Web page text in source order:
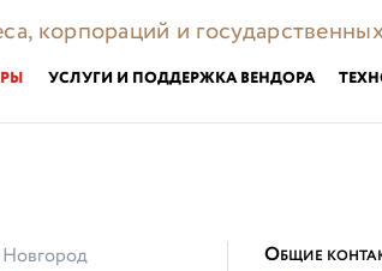
корпораций и
УСЛУГИ И ПОДДЕРЖКА ВЕНДОРА
ОБЩИЕ